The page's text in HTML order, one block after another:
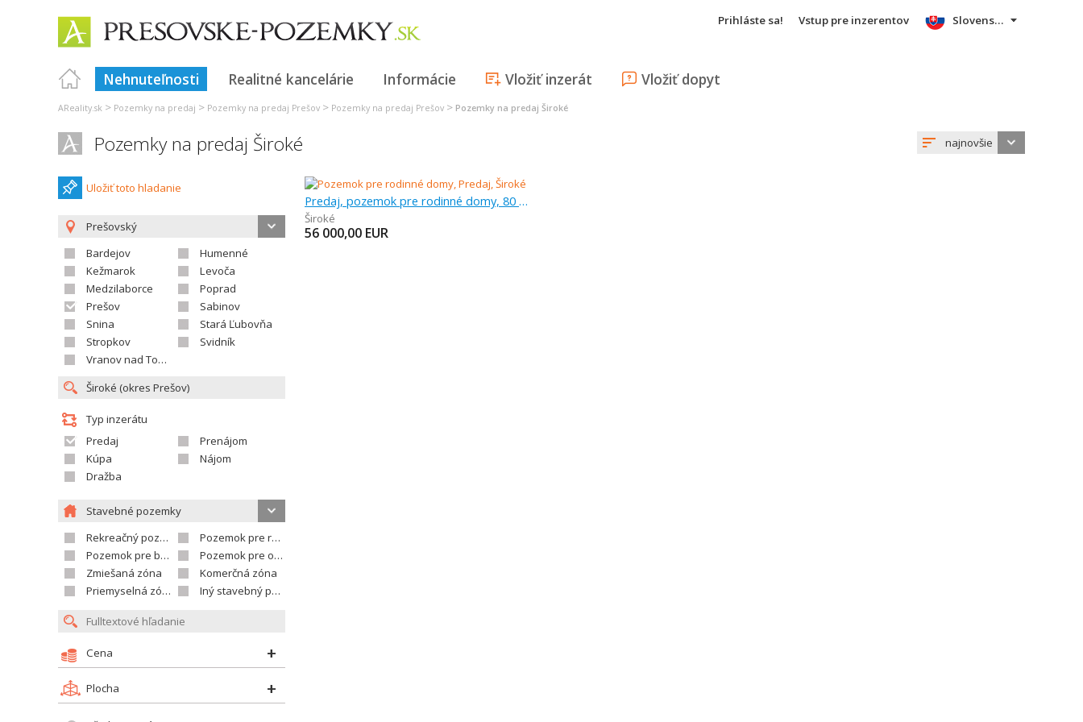
Prihláste sa! Vstup pre inzerentov
Nehnuteľnosti Realitné kancelárie Informácie Vložiť inzerát Vložiť dopyt
Slovensky
AReality.sk > Pozemky na predaj > Pozemky na predaj Prešov > Pozemky na predaj Prešov > Pozemky na predaj Široké
Pozemky na predaj Široké najnovšie
Uložiť toto hladanie
Prešovský
Bardejov
Humenné
Kežmarok
Levoča
Medzilaborce
Poprad
Prešov
Sabinov
Snina
Stará Ľubovňa
Stropkov
Svidník
Vranov nad Topľou
Typ inzerátu
Predaj
Prenájom
Kúpa
Nájom
Dražba
Stavebné pozemky
Rekreačný pozemok
Pozemok pre rodinné domy
Pozemok pre bytovú výstavbu
Pozemok pre občian.vybavenosť
Zmiešaná zóna
Komerčná zóna
Priemyselná zóna
Iný stavebný pozemok
Cena
Plocha
Predaj, pozemok pre rodinné domy, 80 m
Široké
56 000,00 EUR